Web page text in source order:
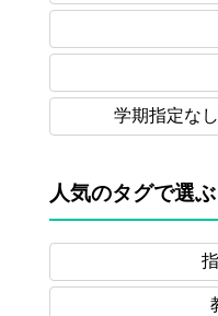
学期指定なし
人気のタグで選ぶ